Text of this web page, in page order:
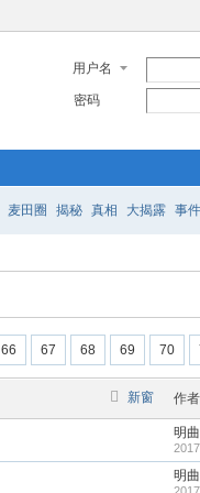
用户名
密码
麦田圈 揭秘 真相 大揭露 事件
66 67 68 69 70
新窗 作者
明曲
明曲